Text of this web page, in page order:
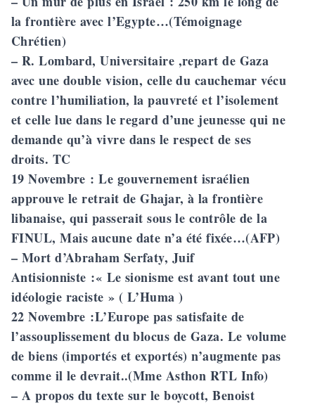
la frontière avec l’Egypte…(Témoignage
Chrétien)
– R. Lombard, Universitaire ,repart de Gaza
avec une double vision, celle du cauchemar vécu
contre l’humiliation, la pauvreté et l’isolement
et celle lue dans le regard d’une jeunesse qui ne
demande qu’à vivre dans le respect de ses
droits. TC
19 Novembre : Le gouvernement israélien
approuve le retrait de Ghajar, à la frontière
libanaise, qui passerait sous le contrôle de la
FINUL, Mais aucune date n’a été fixée…(AFP)
– Mort d’Abraham Serfaty, Juif
Antisionniste :« Le sionisme est avant tout une
idéologie raciste » ( L’Huma )
22 Novembre :L’Europe pas satisfaite de
l’assouplissement du blocus de Gaza. Le volume
de biens (importés et exportés) n’augmente pas
comme il le devrait..(Mme Asthon RTL Info)
– A propos du texte sur le boycott, Benoist